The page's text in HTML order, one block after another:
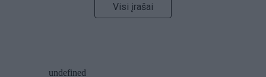
Visi įrašai